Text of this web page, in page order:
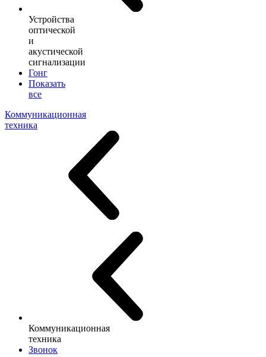
Устройства
оптической
и
акустической
сигнализации
Гонг
Показать
все
Коммуникационная
техника
Коммуникационная
техника
Звонок